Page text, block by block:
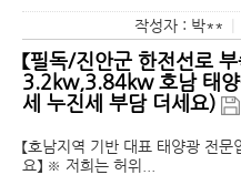
작성자 : 박**
【필독/진안군 한전선로
3.2kw,3.84kw 호남 태양
세 누진세 부담 더세요)
【호남지역 기반 대표 태양광 전
요】 ※ 저희는 허위...